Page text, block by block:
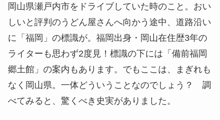
岡山県瀬戸内市をドライブしていた時のこと。おい
しいと評判のうどん屋さんへ向かう途中、道路沿い
に「福岡」の標識が。福岡出身・岡山在住歴3年の
ライターも思わず2度見！標識の下には「備前福岡
郷土館」の案内もあります。でもここは、まぎれも
なく岡山県。一体どういうことなのでしょう？ 調
べてみると、驚くべき史実がありました。